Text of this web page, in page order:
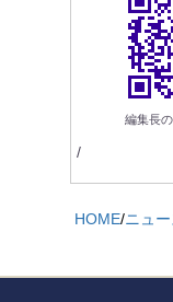
編集長
/
HOME/ニュー